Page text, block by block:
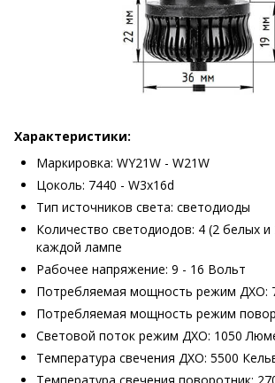
Характеристики:
Маркировка: WY21W - W21W
Цоколь: 7440 - W3x16d
Тип источников света: светодиоды
Количество светодиодов: 4 (2 белых
каждой лампе
Рабочее напряжение: 9 - 16 Вольт
Потребляемая мощность режим ДХО:
Потребляемая мощность режим
Световой поток режим ДХО: 1050
Температура свечения ДХО: 5500